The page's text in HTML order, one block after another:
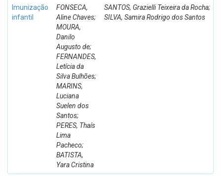
Imunização
infantil
FONSECA,
Aline Chaves;
MOURA,
Danilo
Augusto de;
FERNANDES,
Letícia da
Silva Bulhões;
MARINS,
Luciana
Suelen dos
Santos;
PERES, Thaís
Lima
Pacheco;
BATISTA,
Yara Cristina
SANTOS, Grazielli Teixeira da Rocha;
SILVA, Samira Rodrigo dos Santos